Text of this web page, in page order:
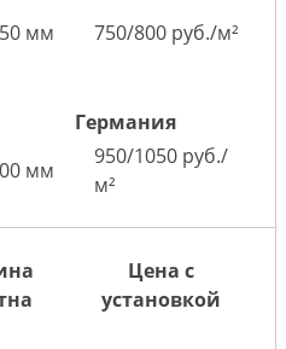
мм 750/800 руб./м²
Германия
мм
950/1050 руб./
м²
Цена с
установкой